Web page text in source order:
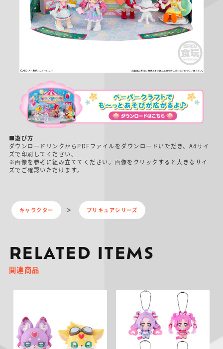
■遊び方
ダウンロードリンクからPDFファイルをダウンロードいただき、A4サイ
ズで印刷してください。
※画像を参考に組み立ててください。画像をクリックすると大きなサイ
ズでご確認いただけます。
キャラクター プリキュアシリーズ
RELATED ITEMS
関連商品